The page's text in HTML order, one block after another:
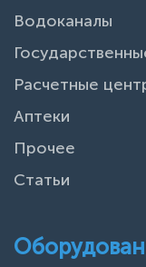
Водоканалы
Расчетные
Аптеки
Прочее
Статьи